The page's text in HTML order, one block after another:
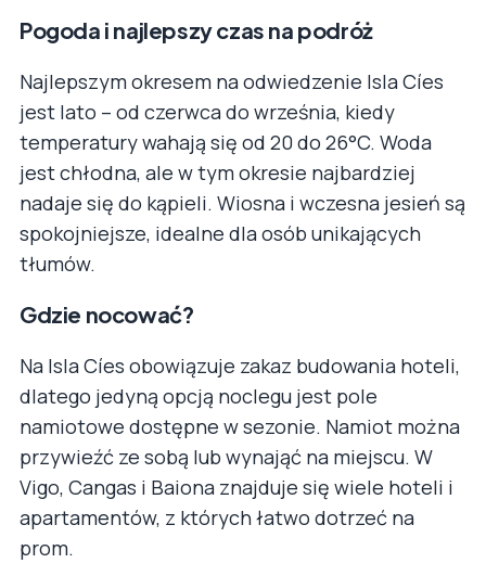
Pogoda i najlepszy czas na podróż
Najlepszym okresem na odwiedzenie Isla Cíes
jest lato – od czerwca do września, kiedy
temperatury wahają się od 20 do 26°C. Woda
jest chłodna, ale w tym okresie najbardziej
nadaje się do kąpieli. Wiosna i wczesna jesień są
spokojniejsze, idealne dla osób unikających
tłumów.
Gdzie nocować?
Na Isla Cíes obowiązuje zakaz budowania hoteli,
dlatego jedyną opcją noclegu jest pole
namiotowe dostępne w sezonie. Namiot można
przywieźć ze sobą lub wynająć na miejscu. W
Vigo, Cangas i Baiona znajduje się wiele hoteli i
apartamentów, z których łatwo dotrzeć na
prom.